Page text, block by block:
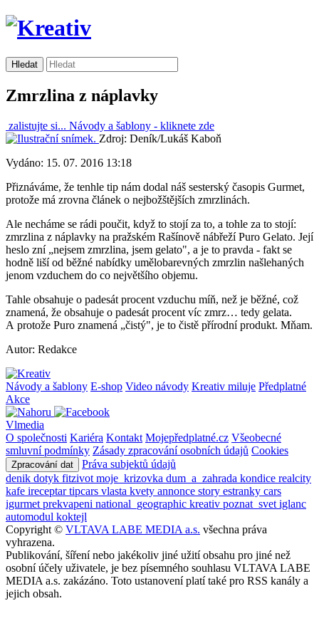
Zmrzlina z náplavky
zalistujte si... Návody a šablony - kliknete zde
Zdroj: Deník/Lukáš Kaboň
Vydáno: 15. 07. 2016 13:18
Přiznáváme, že tenhle tip nám dodal náš sesterský časopis Gurmet,
protože má zrovna článek o nejbožštějších zmrzlinách.
Ale necháme se rádi poučit, když to stojí za to, a tohle za to stojí:
zmrzlina z náplavky na pražském Rašínově nábřeží Puro Gelato. Její
heslo zní „nejsem zmrzlina, jsem gelato", a je to pravda - fakt se
hodně liší od běžné nabídky umělobarevných zmrzlin našlehaných
jenom vzduchem do co největšího objemu.
Tahle obsahuje o padesát procent vzduchu míň, než je běžné, což
znamená, že obsahuje o padesát procent víc zmrz… tedy gelata.
A protože Puro znamená „čistý", je to čistě přírodní produkt. Mňam.
Autor: Redakce
Návody a šablony E-shop Video návody Kreativ miluje Předplatné
Akce
Vlmedia
O společnosti Kariéra Kontakt Mojepředplatné.cz Všeobecné
smluvní podmínky Zásady zpracování osobních údajů Cookies
Zpracování dat
Práva subjektů údajů
denik dotyk fitzivot moje_krizovka dum_a_zahrada kondice realcity
kafe ireceptartipcars vlasta kvety annonce story estranky cars
igurmet prekvapeni national_geographic kreativ poznat_svet iglanc
automodul koktejl
Copyright © VLTAVA LABE MEDIA a.s. všechna práva
vyhrazena.
Publikování, šíření nebo jakékoliv jiné užití obsahu pro jiné než
osobní účely uživatele, je bez písemného souhlasu VLTAVA LABE
MEDIA a.s. zakázáno. Toto ustanovení platí také pro RSS kanály a
jejich obsah.